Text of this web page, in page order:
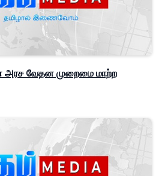
வேதன முறைமை மாற்ற